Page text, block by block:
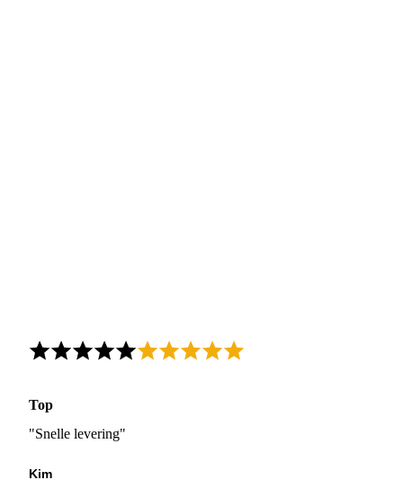
Top
"Snelle levering"
Kim